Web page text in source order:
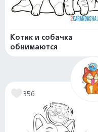
Котик и собачка
обнимаются
356